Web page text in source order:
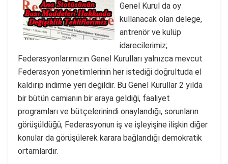
Genel Kurul da oy
kullanacak olan delege,
antrenör ve kulüp
idarecilerimiz;
Federasyonlarımızın Genel Kurulları yalnızca mevcut
Federasyon yönetimlerinin her istediği doğrultuda el
kaldırıp indirme yeri değildir. Bu Genel Kurullar 2 yılda
bir bütün camianın bir araya geldiği, faaliyet
programları ve bütçelerinindi onaylandığı, sorunların
görüşüldüğü, Federasyonun iş ve işleyişine ilişkin diğer
konular da görüşülerek karara bağlandığı demokratik
ortamlardır.